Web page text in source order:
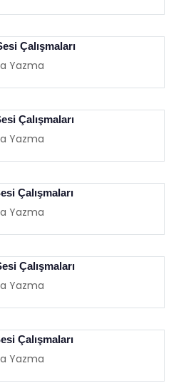
Çalışmaları
Yazma
Çalışmaları
Yazma
Çalışmaları
Yazma
Çalışmaları
Yazma
Çalışmaları
Yazma